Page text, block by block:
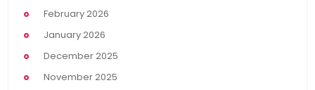
February 2026
January 2026
December 2025
November 2025